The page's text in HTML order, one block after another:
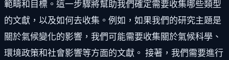
範疇和目標。這一步驟將幫助我們確定需要收集哪些類型
的文獻，以及如何去收集。例如，如果我們的研究主題是
關於氣候變化的影響，我們可能需要收集關於氣候科學、
環境政策和社會影響等方面的文獻。 接著，我們需要進行